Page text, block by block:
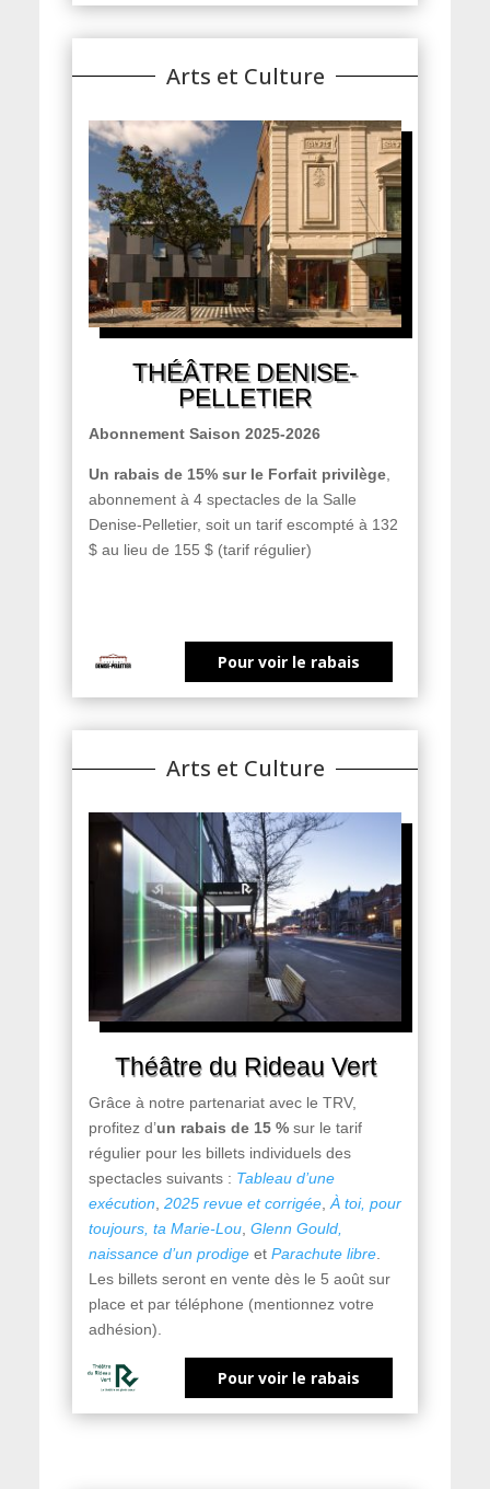
Arts et Culture
THÉÂTRE DENISE-
PELLETIER
Abonnement Saison 2025-2026
Un rabais de 15% sur le Forfait privilège,
abonnement à 4 spectacles de la Salle
Denise-Pelletier, soit un tarif escompté à 132
$ au lieu de 155 $ (tarif régulier)
Pour voir le rabais
Arts et Culture
Théâtre du Rideau Vert
Grâce à notre partenariat avec le TRV,
profitez d’un rabais de 15 %sur le tarif
régulier pour les billets individuels des
spectacles suivants : Tableau d’une
exécution 2025 revue et corrigée, À toi, pour
toujours, ta Marie-Lou, Glenn Gould,
naissance d’un prodigeet Parachute libre.
Les billets seront en vente dès le 5 août sur
place et par téléphone (mentionnez votre
adhésion).
Pour voir le rabais